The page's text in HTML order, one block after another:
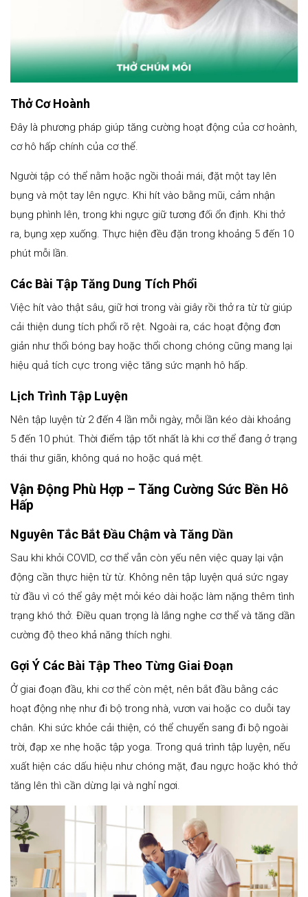
Thở Cơ Hoành
Đây là phương pháp giúp tăng cường hoạt động của cơ hoành,
cơ hô hấp chính của cơ thể.
Người tập có thể nằm hoặc ngồi thoải mái, đặt một tay lên
bụng và một tay lên ngực. Khi hít vào bằng mũi, cảm nhận
bụng phình lên, trong khi ngực giữ tương đối ổn định. Khi thở
ra, bụng xẹp xuống. Thực hiện đều đặn trong khoảng 5 đến 10
phút mỗi lần.
Các Bài Tập Tăng Dung Tích Phổi
Việc hít vào thật sâu, giữ hơi trong vài giây rồi thở ra từ từ giúp
cải thiện dung tích phổi rõ rệt. Ngoài ra, các hoạt động đơn
giản như thổi bóng bay hoặc thổi chong chóng cũng mang lại
hiệu quả tích cực trong việc tăng sức mạnh hô hấp.
Lịch Trình Tập Luyện
Nên tập luyện từ 2 đến 4 lần mỗi ngày, mỗi lần kéo dài khoảng
5 đến 10 phút. Thời điểm tập tốt nhất là khi cơ thể đang ở trạng
thái thư giãn, không quá no hoặc quá mệt.
Vận Động Phù Hợp – Tăng Cường Sức Bền Hô
Hấp
Nguyên Tắc Bắt Đầu Chậm và Tăng Dần
Sau khi khỏi COVID, cơ thể vẫn còn yếu nên việc quay lại vận
động cần thực hiện từ từ. Không nên tập luyện quá sức ngay
từ đầu vì có thể gây mệt mỏi kéo dài hoặc làm nặng thêm tình
trạng khó thở. Điều quan trọng là lắng nghe cơ thể và tăng dần
cường độ theo khả năng thích nghi.
Gợi Ý Các Bài Tập Theo Từng Giai Đoạn
Ở giai đoạn đầu, khi cơ thể còn mệt, nên bắt đầu bằng các
hoạt động nhẹ như đi bộ trong nhà, vươn vai hoặc co duỗi tay
chân. Khi sức khỏe cải thiện, có thể chuyển sang đi bộ ngoài
trời, đạp xe nhẹ hoặc tập yoga. Trong quá trình tập luyện, nếu
xuất hiện các dấu hiệu như chóng mặt, đau ngực hoặc khó thở
tăng lên thì cần dừng lại và nghỉ ngơi.